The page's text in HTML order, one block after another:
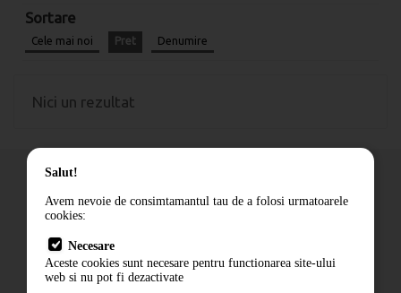
Sortare
Cele mai noi Pret Denumire
Nici un rezultat
Cum comand
Livrare
Contact
Salut!
Avem nevoie de consimtamantul tau de a folosi urmatoarele
cookies:
Necesare
Aceste cookies sunt necesare pentru functionarea site-ului
web si nu pot fi dezactivate